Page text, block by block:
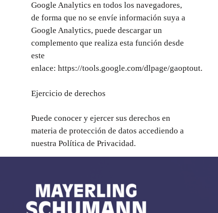
Google Analytics en todos los navegadores,
de forma que no se envíe información suya a
Google Analytics, puede descargar un
complemento que realiza esta función desde
este
enlace: https://tools.google.com/dlpage/gaoptout.
Ejercicio de derechos
Puede conocer y ejercer sus derechos en
materia de protección de datos accediendo a
nuestra Política de Privacidad.